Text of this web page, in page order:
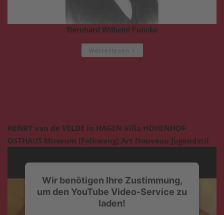
Bernhard Wilhelm Funcke
Weiterlesen
HENRY van de VELDE in HAGEN Villa HOHENHOF
OSTHAUS Museum (Folkwang) Art Nouveau Jugendstil
Wir benötigen Ihre Zustimmung,
um den YouTube Video-Service zu
laden!